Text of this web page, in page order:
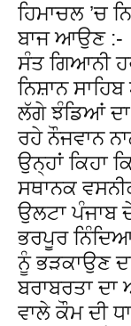
ਹਿਮਾਚਲ ’ਚ
ਬਾਜ ਆਉਣ :-
ਸੰਤ ਗਿਆਨੀ
ਨਿਸ਼ਾਨ
ਲੱਗੇ ਝੰਡਿਆਂ ਦਾ
ਰਹੇ ਨੌਜਵਾਨ
ਉਨ੍ਹਾਂ ਕਿਹਾ
ਸਥਾਨਕ
ਉਲਟਾ ਪੰਜਾਬ
ਭਰਪੂਰ
ਨੂੰ ਭੜਕਾਉਣ
ਬਰਾਬਰਤਾ ਦਾ
ਵਾਲੇ ਕੌਮ ਦੀ